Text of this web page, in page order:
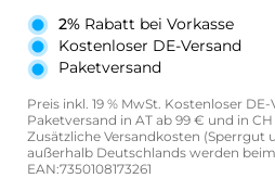
2% Rabatt bei Vorkasse
Kostenloser DE-Versand
Paketversand
Preis inkl. 19 % MwSt. Kostenloser
Paketversand in AT ab 99 € und in CH
Zusätzliche Versandkosten (Sperrgut
außerhalb Deutschlands werden
EAN:7350108173261